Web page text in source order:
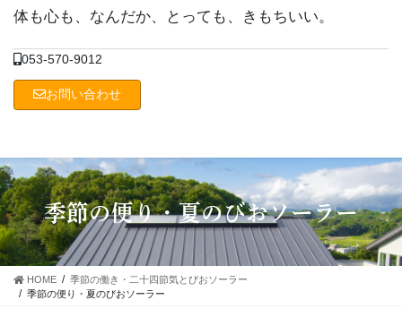
移
動
体も心も、なんだか、とっても、きもちいい。
053-570-9012
お問い合わせ
季節の便り・夏のびおソーラー
HOME
季節の働き・二十四節気とびおソーラー
季節の便り・夏のびおソーラー